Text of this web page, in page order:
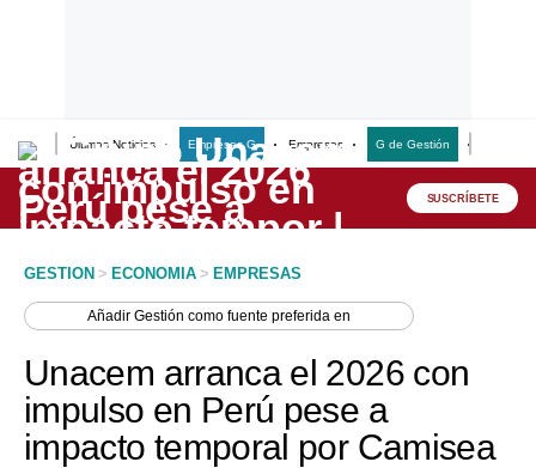
Últimas Noticias Empresas G Empresas G de Gestión
Lo último
Peru Quiosco
Economía
Mercados
SUSCRÍBETE
GESTION > ECONOMIA > EMPRESAS
AñadirGestión como fuente preferida en
Unacem arranca el 2026 con
impulso en Perú pese a
impacto temporal por Camisea